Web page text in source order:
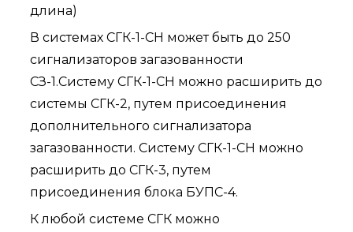
длина)
В системах СГК-1-СН может быть до 250
сигнализаторов загазованности
СЗ-1.Систему СГК-1-СН можно расширить до
системы СГК-2, путем присоединения
дополнительного сигнализатора
загазованности. Систему СГК-1-СН можно
расширить до СГК-3, путем
присоединения блока БУПС-4.
К любой системе СГК можно